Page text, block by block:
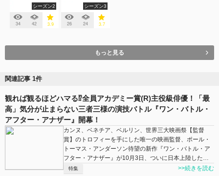
シーズン2
34 42 3.9
シーズン3
26 24 3.7
もっと見る
関連記事 1件
観れば観るほどハマる⁉全員アカデミー賞(R)主役級俳優！「最
高」気分が止まらない三者三様の演技バトル『ワン・バトル・
アフター・アナザー』開幕！
カンヌ、ベネチア、ベルリン、世界三大映画祭【監督
賞】のトロフィーを手にした唯一の映画監督、ポール・
トーマス・アンダーソン待望の新作『ワン・バトル・ア
フター・アナザー』が10月3日、ついに日本上陸した…
特集 >>続きを読む